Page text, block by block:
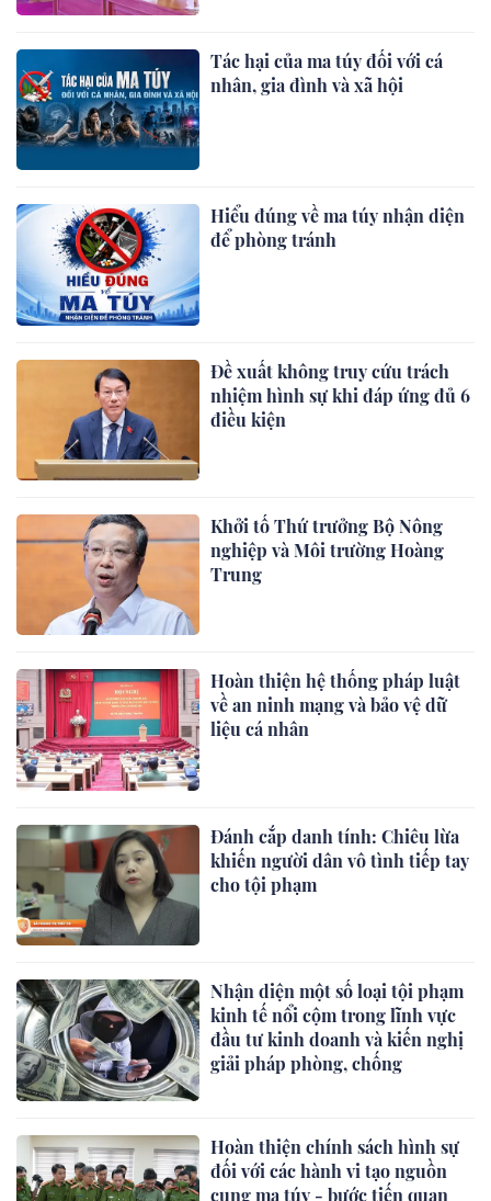
Tác hại của ma túy đối với cá
nhân, gia đình và xã hội
Hiểu đúng về ma túy nhận diện
để phòng tránh
Đề xuất không truy cứu trách
nhiệm hình sự khi đáp ứng đủ 6
điều kiện
Khởi tố Thứ trưởng Bộ Nông
nghiệp và Môi trường Hoàng
Trung
Hoàn thiện hệ thống pháp luật
về an ninh mạng và bảo vệ dữ
liệu cá nhân
Đánh cắp danh tính: Chiêu lừa
khiến người dân vô tình tiếp tay
cho tội phạm
Nhận diện một số loại tội phạm
kinh tế nổi cộm trong lĩnh vực
đầu tư kinh doanh và kiến nghị
giải pháp phòng, chống
Hoàn thiện chính sách hình sự
đối với các hành vi tạo nguồn
cung ma túy - bước tiến quan